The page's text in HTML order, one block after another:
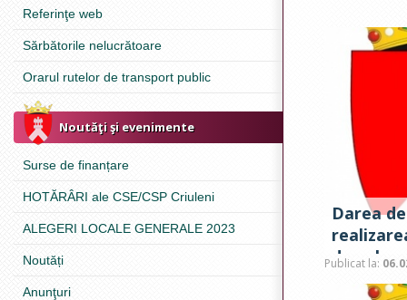
Referinţe web
Sărbătorile nelucrătoare
Orarul rutelor de transport public
Noutăţi şi evenimente
Surse de finanțare
HOTĂRÂRI ale CSE/CSP Criuleni
ALEGERI LOCALE GENERALE 2023
Noutăți
Anunţuri
Darea
de
Publicat la: